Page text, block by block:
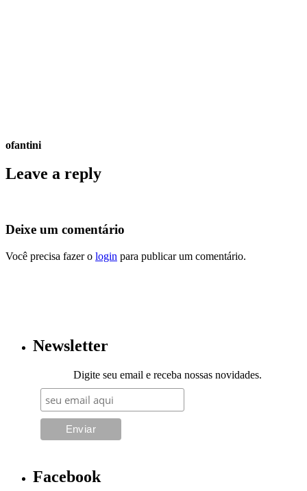
ofantini
Leave a reply
Deixe um comentário
Você precisa fazer o login para publicar um comentário.
Newsletter
Digite seu email e receba nossas novidades.
Facebook